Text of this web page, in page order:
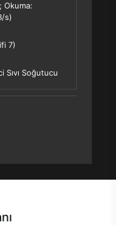
Okuma:
s)
7)
Sıvı Soğutucu